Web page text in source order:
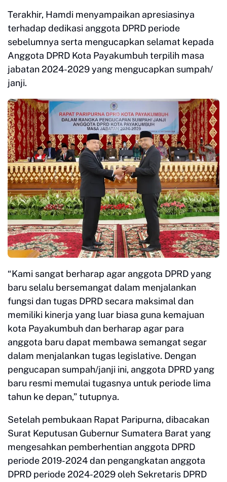
Terakhir, Hamdi menyampaikan apresiasinya
terhadap dedikasi anggota DPRD periode
sebelumnya serta mengucapkan selamat kepada
Anggota DPRD Kota Payakumbuh terpilih masa
jabatan 2024-2029 yang mengucapkan sumpah/
janji.
“Kami sangat berharap agar anggota DPRD yang
baru selalu bersemangat dalam menjalankan
fungsi dan tugas DPRD secara maksimal dan
memiliki kinerja yang luar biasa guna kemajuan
kota Payakumbuh dan berharap agar para
anggota baru dapat membawa semangat segar
dalam menjalankan tugas legislative. Dengan
pengucapan sumpah/janji ini, anggota DPRD yang
baru resmi memulai tugasnya untuk periode lima
tahun ke depan,” tutupnya.
Setelah pembukaan Rapat Paripurna, dibacakan
Surat Keputusan Gubernur Sumatera Barat yang
mengesahkan pemberhentian anggota DPRD
periode 2019-2024 dan pengangkatan anggota
DPRD periode 2024-2029 oleh Sekretaris DPRD